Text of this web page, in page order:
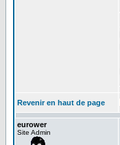
Revenir en haut de page
eurower
Site Admin